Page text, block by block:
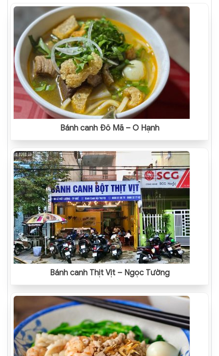
Bánh canh Đồ Mã – O Hạnh
Bánh canh Thịt Vịt – Ngọc Tường